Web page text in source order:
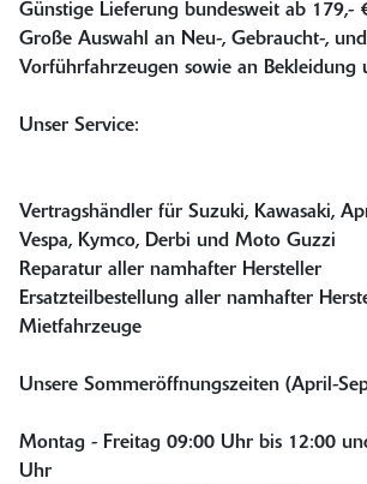
Günstige Lieferung bundesweit ab 179,-
Große Auswahl an Neu-, Gebraucht-, und
Vorführfahrzeugen sowie an Bekleidung
Unser Service:
Vertragshändler für Suzuki, Kawasaki,
Vespa, Kymco, Derbi und Moto Guzzi
Reparatur aller namhafter Hersteller
Ersatzteilbestellung aller namhafter
Mietfahrzeuge
Unsere Sommeröffnungszeiten (April-
Montag - Freitag 09:00 Uhr bis 12:00
Uhr